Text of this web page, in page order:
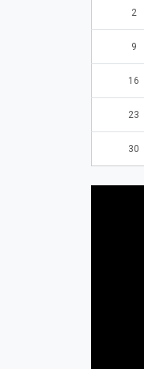
2
9
16
23
30